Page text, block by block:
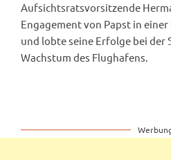
Aufsichtsratsvorsitzende
Engagement von Papst in
und lobte seine Erfolge bei der
Wachstum des Flughafens.